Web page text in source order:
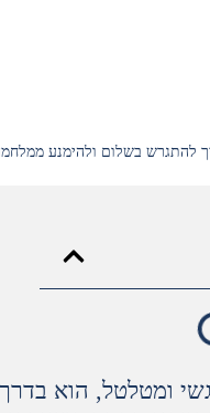
להתגרש בשלום ולהימנע
ומטלטל, הוא